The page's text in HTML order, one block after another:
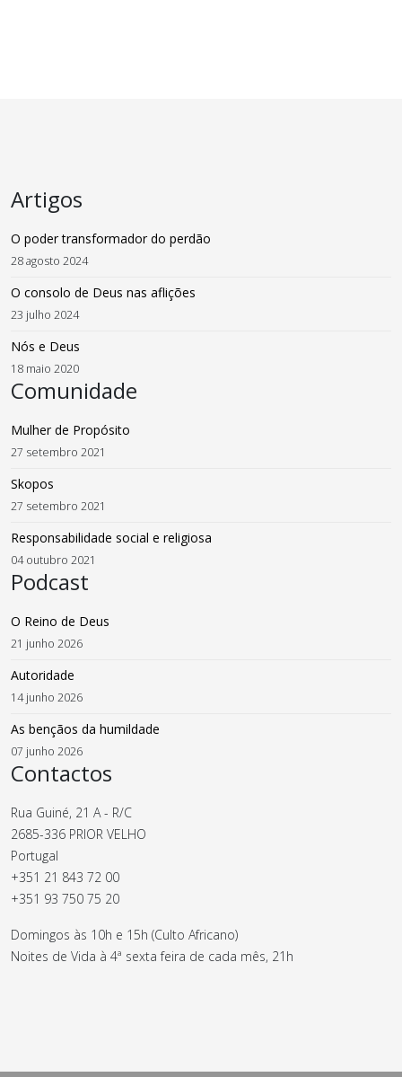
Artigos
O poder transformador do perdão
28 agosto 2024
O consolo de Deus nas aflições
23 julho 2024
Nós e Deus
18 maio 2020
Comunidade
Mulher de Propósito
27 setembro 2021
Skopos
27 setembro 2021
Responsabilidade social e religiosa
04 outubro 2021
Podcast
O Reino de Deus
21 junho 2026
Autoridade
14 junho 2026
As bençãos da humildade
07 junho 2026
Contactos
Rua Guiné, 21 A - R/C
2685-336 PRIOR VELHO
Portugal
+351 21 843 72 00
+351 93 750 75 20
Domingos às 10h e 15h (Culto Africano)
Noites de Vida à 4ª sexta feira de cada mês, 21h